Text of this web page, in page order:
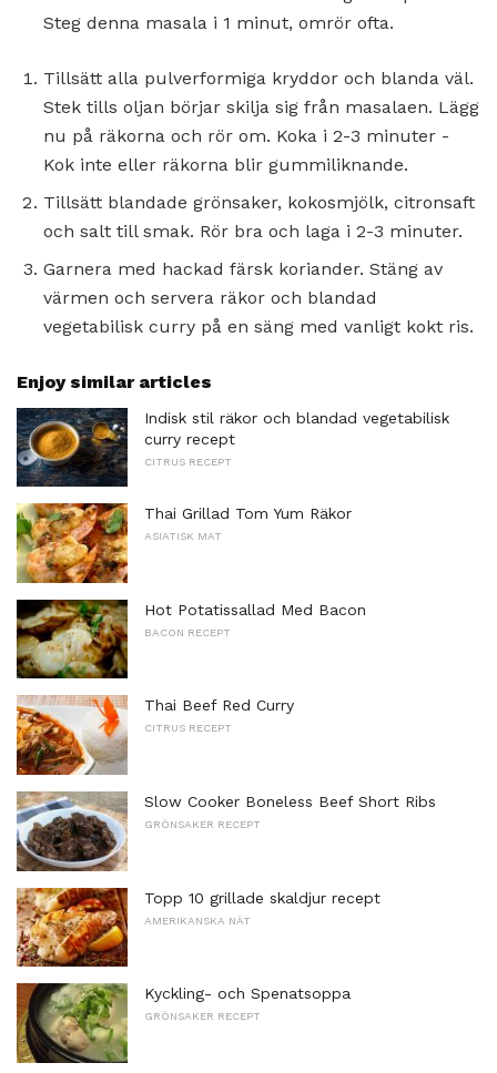
Steg denna masala i 1 minut, omrör ofta.
Tillsätt alla pulverformiga kryddor och blanda väl.
Stek tills oljan börjar skilja sig från masalaen. Lägg
nu på räkorna och rör om. Koka i 2-3 minuter -
Kok inte eller räkorna blir gummiliknande.
Tillsätt blandade grönsaker, kokosmjölk, citronsaft
och salt till smak. Rör bra och laga i 2-3 minuter.
Garnera med hackad färsk koriander. Stäng av
värmen och servera räkor och blandad
vegetabilisk curry på en säng med vanligt kokt ris.
Enjoy similar articles
Indisk stil räkor och blandad vegetabilisk
curry recept
CITRUS RECEPT
Thai Grillad Tom Yum Räkor
ASIATISK MAT
Hot Potatissallad Med Bacon
BACON RECEPT
Thai Beef Red Curry
CITRUS RECEPT
Slow Cooker Boneless Beef Short Ribs
GRÖNSAKER RECEPT
Topp 10 grillade skaldjur recept
AMERIKANSKA NÄT
Kyckling- och Spenatsoppa
GRÖNSAKER RECEPT